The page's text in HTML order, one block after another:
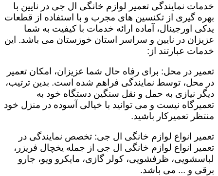
خدمات نمایندگی تعمیر لوازم خانگی ال جی در نایین با
بهره گیری از تکنسین های مجرب و با استفاده از قطعات
یدکی اورجینال، آماده ارائه خدمات با کیفیت به شما
عزیزان در نایین و سراسر استان خوزستان می باشد. این
خدمات عبارتند از:
تعمیر در محل: برای رفاه حال شما عزیزان، امکان تعمیر
در محل، توسط نمایندگی فراهم شده است. بدین ترتیب،
دیگر نیازی به حمل و نقل سنگین دستگاه خود به
تعمیرگاه نیست و می توانید با خیالی آسوده در منزل خود
منتظر تعمیرکار باشید.
تعمیر انواع لوازم خانگی ال جی: تخصص نمایندگی در
تعمیر انواع لوازم خانگی ال جی از جمله یخچال فریزر،
لباسشویی، ظرفشویی، کولر گازی، مایکرو ویو، جارو
برقی و ... می باشد.